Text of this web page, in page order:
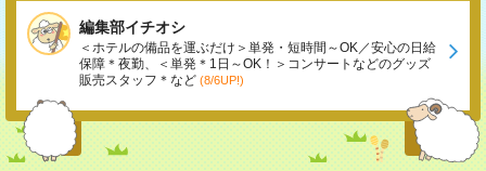
編集部イチオシ
＜ホテルの備品を運ぶだけ＞単発・短時間～OK／安心の日給
保障＊夜勤、＜単発＊1日～OK！＞コンサートなどのグッズ
販売スタッフ＊など (8/6UP!)